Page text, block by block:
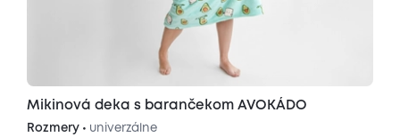
Mikinová deka s barančekom AVOKÁDO
Rozmery • univerzálne